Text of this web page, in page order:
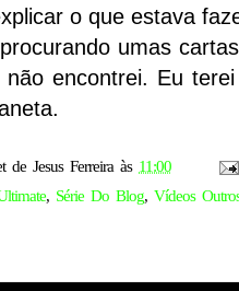
o que estava
umas
encontrei. Eu
de Jesus Ferreira às 11:00
, Série Do Blog, Vídeos